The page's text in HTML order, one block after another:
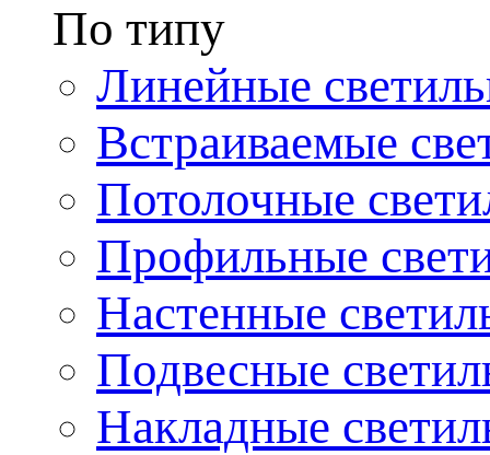
По типу
Линейные
Встраиваемые
Потолочные
Профильные
Настенные
Подвесные
Накладные